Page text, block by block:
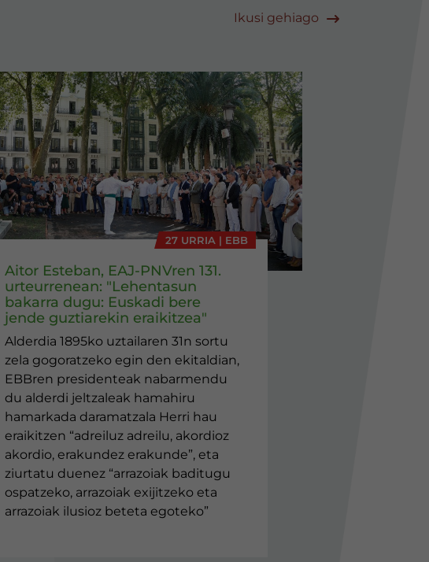
Ikusi gehiago
27 URRIA | EBB
Aitor Esteban, EAJ-PNVren 131.
urteurrenean: "Lehentasun
bakarra dugu: Euskadi bere
jende guztiarekin eraikitzea"
Alderdia 1895ko uztailaren 31n sortu
zela gogoratzeko egin den ekitaldian,
EBBren presidenteak nabarmendu
du alderdi jeltzaleak hamahiru
hamarkada daramatzala Herri hau
eraikitzen “adreiluz adreilu, akordioz
akordio, erakundez erakunde”, eta
ziurtatu duenez “arrazoiak baditugu
ospatzeko, arrazoiak exijitzeko eta
arrazoiak ilusioz beteta egoteko”